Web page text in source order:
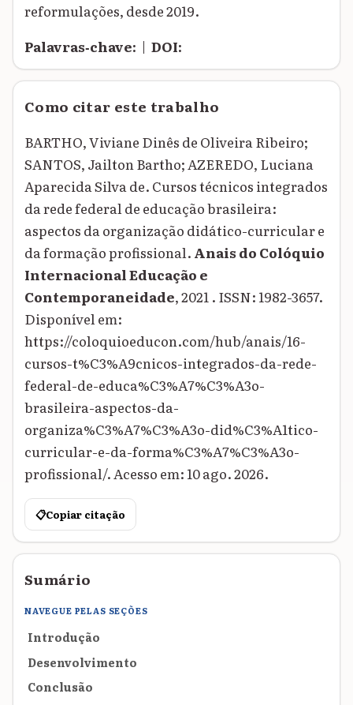
reformulações, desde 2019.
Palavras‑chave: | DOI:
Como citar este trabalho
BARTHO, Viviane Dinês de Oliveira Ribeiro;
SANTOS, Jailton Bartho; AZEREDO, Luciana
Aparecida Silva de. Cursos técnicos integrados
da rede federal de educação brasileira:
aspectos da organização didático-curricular e
da formação profissional. Anais do Colóquio
Internacional Educação e
Contemporaneidade, 2021 . ISSN: 1982-3657.
Disponível em:
https://coloquioeducon.com/hub/anais/16-
cursos-t%C3%A9cnicos-integrados-da-rede-
federal-de-educa%C3%A7%C3%A3o-
brasileira-aspectos-da-
organiza%C3%A7%C3%A3o-did%C3%A1tico-
curricular-e-da-forma%C3%A7%C3%A3o-
profissional/. Acesso em: 10 ago. 2026.
📋Copiar citação
Sumário
NAVEGUE PELAS SEÇÕES
Introdução
Desenvolvimento
Conclusão